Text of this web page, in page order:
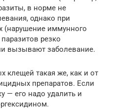
в норме не
однако при
(нарушение иммунного
резко
вызывают заболевание.
клещей такая же, как и от
препаратов. Если
— его надо удалить и